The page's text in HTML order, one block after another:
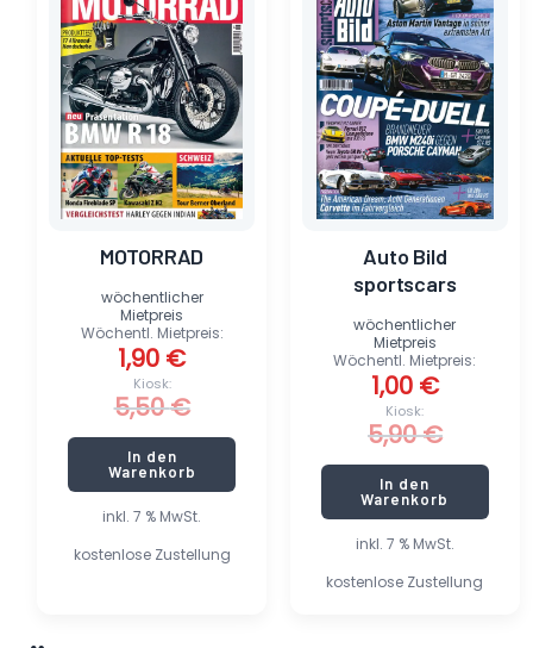
inkl. 7 % MwSt.
kostenlose Zustellung
MOTORRAD
Kiosk:
5,50€
war:
5,50 €
Wöchentl. Mietpreis:
1,90 €
ist:
1,90 €.
wöchentlicher
Mietpreis
In den
Warenkorb
inkl. 7 % MwSt.
kostenlose Zustellung
Auto Bild
sportscars
Kiosk:
5,90€
war:
5,90 €
Wöchentl. Mietpreis:
1,00 €
ist:
1,00 €.
wöchentlicher
Mietpreis
In den
Warenkorb